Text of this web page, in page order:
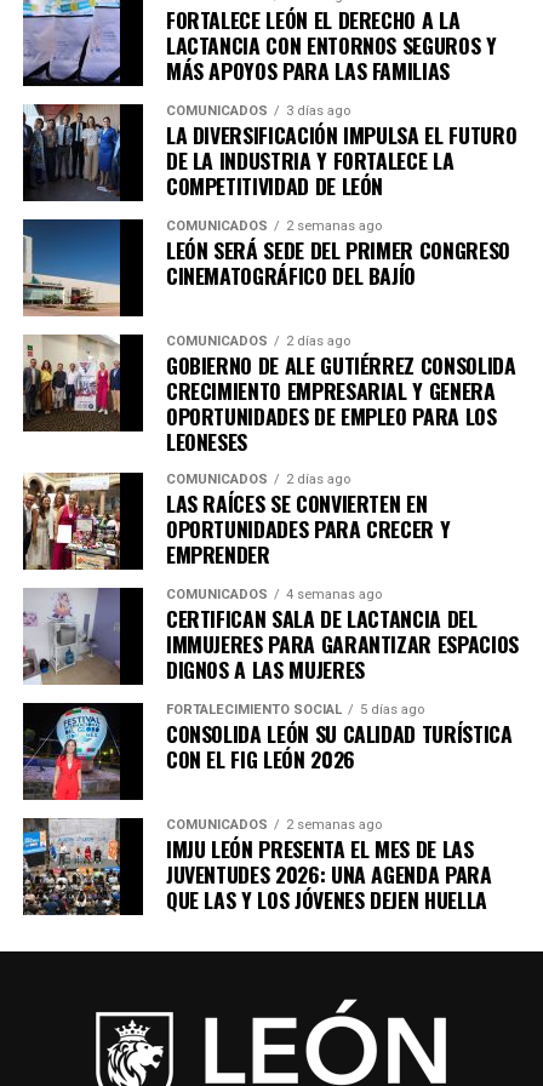
entre ellos la Academia Metropolitana de Seguridad
Pública, CANACO Servytur León, Universidad
Iberoamericana León, Universidad La Salle Bajío,
CANACINTRA León y el Tecnológico de Monterrey
Campus León, fortaleciendo el trabajo colaborativo
entre gobierno, academia, iniciativa privada y sociedad.
Municipal de Planeación de León refrendan su
compromiso con la participación ciudadana y la
planeación estratégica como herramientas
fundamentales para construir una ciudad más
competitiva, sostenible, incluyente y preparada para los
retos de las próximas décadas.
FORTALECE LEÓN EL DERECHO A LA
LACTANCIA CON ENTORNOS SEGUROS Y
MÁS APOYOS PARA LAS FAMILIAS
COMUNICADOS 3 días ago
LA DIVERSIFICACIÓN IMPULSA EL FUTURO
DE LA INDUSTRIA Y FORTALECE LA
COMPETITIVIDAD DE LEÓN
COMUNICADOS 2 semanas ago
LEÓN SERÁ SEDE DEL PRIMER CONGRESO
CINEMATOGRÁFICO DEL BAJÍO
COMUNICADOS 2 días ago
GOBIERNO DE ALE GUTIÉRREZ CONSOLIDA
CRECIMIENTO EMPRESARIAL Y GENERA
OPORTUNIDADES DE EMPLEO PARA LOS
LEONESES
COMUNICADOS 2 días ago
LAS RAÍCES SE CONVIERTEN EN
OPORTUNIDADES PARA CRECER Y
EMPRENDER
COMUNICADOS 4 semanas ago
CERTIFICAN SALA DE LACTANCIA DEL
IMMUJERES PARA GARANTIZAR ESPACIOS
DIGNOS A LAS MUJERES
FORTALECIMIENTO SOCIAL 5 días ago
CONSOLIDA LEÓN SU CALIDAD TURÍSTICA
CON EL FIG LEÓN 2026
COMUNICADOS 2 semanas ago
IMJU LEÓN PRESENTA EL MES DE LAS
JUVENTUDES 2026: UNA AGENDA PARA
QUE LAS Y LOS JÓVENES DEJEN HUELLA